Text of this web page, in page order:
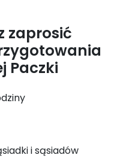
zaprosić
Paczki
i sąsiadów